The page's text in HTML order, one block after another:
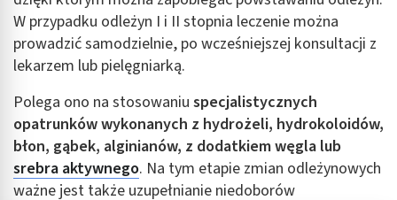
W przypadku odleżyn I i II stopnia leczenie można
prowadzić samodzielnie, po wcześniejszej konsultacji z
lekarzem lub pielęgniarką.
Polega ono na stosowaniu specjalistycznych
opatrunków wykonanych z hydrożeli, hydrokoloidów,
błon, gąbek, alginianów, z dodatkiem węgla lub
srebra aktywnego. Na tym etapie zmian odleżynowych
ważne jest także uzupełnianie niedoborów